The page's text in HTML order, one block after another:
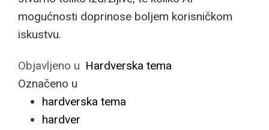
mogućnosti doprinose boljem korisničkom
iskustvu.
Objavljeno u Hardverska tema
Označeno u
hardverska tema
hardver